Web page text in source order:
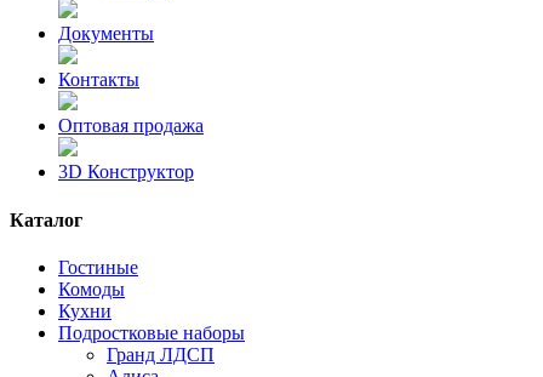
Документы
Контакты
Оптовая продажа
3D Конструктор
Каталог
Гостиные
Комоды
Кухни
Подростковые наборы
Гранд ЛДСП